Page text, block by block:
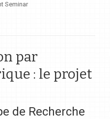
Seminar
par
: le projet
de Recherche